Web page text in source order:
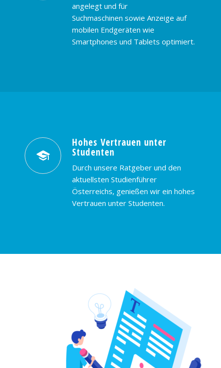
angelegt und für
Suchmaschinen sowie Anzeige auf
mobilen Endgeräten wie
Smartphones und Tablets optimiert.
Hohes Vertrauen unter
Studenten
Durch unsere Ratgeber und den
aktuellsten Studienführer
Österreichs, genießen wir ein hohes
Vertrauen unter Studenten.